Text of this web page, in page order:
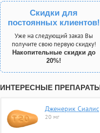
Скидки для
постоянных клиентов!
Уже на следующий заказ Вы
получите свою первую скидку!
Накопительные скидки до
20%!
ИНТЕРЕСНЫЕ
Дженерик Сиалис
20 мг